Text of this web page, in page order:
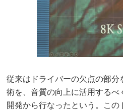
従来はドライバーの欠点の部
術を、音質の向上に活用する
開発から行なったという。こ